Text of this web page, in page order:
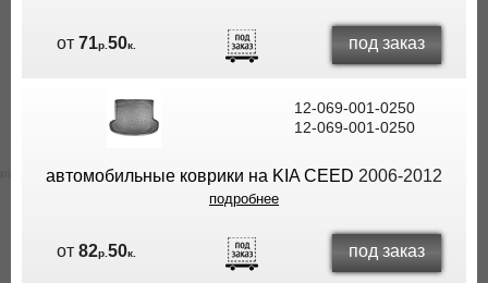
от71р.50к. под заказ
12-069-001-0250
12-069-001-0250
автомобильные коврики на KIA CEED 2006-2012
подробнее
от82р.50к. под заказ